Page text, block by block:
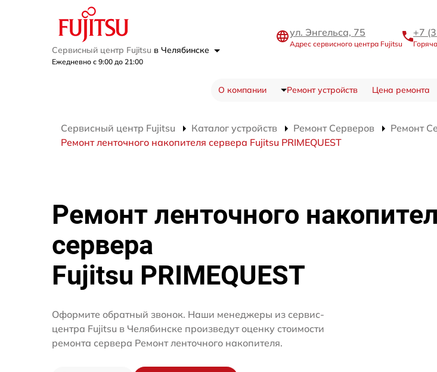
Сервисный центр Fujitsu в Челябинске
Ежедневно с 9:00 до 21:00
ул. Энгельса, 75
Адрес сервисного центра Fujitsu
+7
О компании Ремонт устройств Цена ремонта
Сервисный центр Fujitsu Каталог устройств Ремонт Серверов
Ремонт
Ремонт ленточного накопителя сервера Fujitsu PRIMEQUEST
Ремонт ленточного
сервера
Fujitsu PRIMEQUEST
Оформите обратный звонок. Наши менеджеры из сервис-
центра Fujitsu в Челябинске произведут оценку стоимости
ремонта сервера Ремонт ленточного накопителя.